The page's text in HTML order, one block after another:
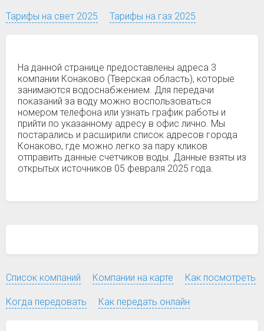
Тарифы на свет 2025 Тарифы на газ 2025
На данной странице предоставлены адреса 3
компании Конаково (Тверская область), которые
занимаются водоснабжением. Для передачи
показаний за воду можно воспользоваться
номером телефона или узнать график работы и
прийти по указанному адресу в офис лично. Мы
постарались и расширили список адресов города
Конаково, где можно легко за пару кликов
отправить данные счетчиков воды. Данные взяты из
открытых источников 05 февраля 2025 года.
Список компаний Компании на карте Как посмотреть
Когда передовать Как передать онлайн